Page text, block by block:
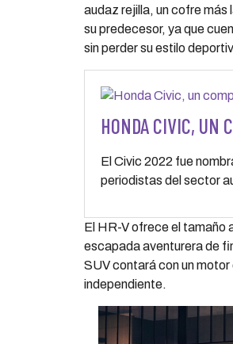
audaz rejilla, un cofre más
su predecesor, ya que
sin perder su estilo
HONDA CIVIC, UN
El Civic 2022 fue
periodistas del sector
El HR-V ofrece el tamaño
escapada aventurera de
SUV contará con un
independiente.